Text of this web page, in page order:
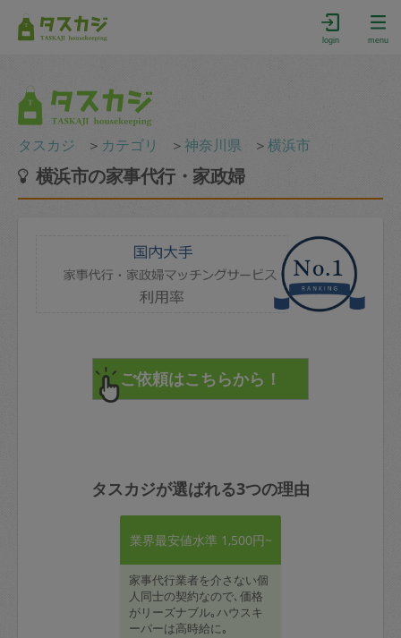
login menu
タスカジ ＞ カテゴリ ＞神奈川県 ＞横浜市
横浜市の家事代行・家政婦
タスカジが選ばれる3つの理由
業界最安値水準 1,500円~
家事代行業者を介さない個
人同士の契約なので､価格
がリーズナブル｡ハウスキ
ーパーは高時給に｡